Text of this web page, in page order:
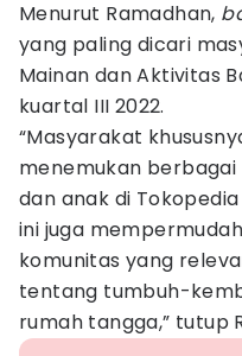
Menurut Ramadhan,
yang paling dicari
Mainan dan Aktivitas
kuartal III 2022.
“Masyarakat
menemukan
dan anak di
ini juga
komunitas yang
tentang tumbuh-
rumah tangga,” tutup